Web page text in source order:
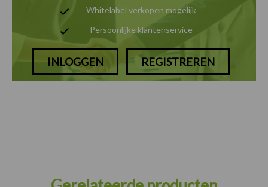
Whitelabel verkopen mogelijk
Persoonlijke klantenservice
INLOGGEN REGISTREREN